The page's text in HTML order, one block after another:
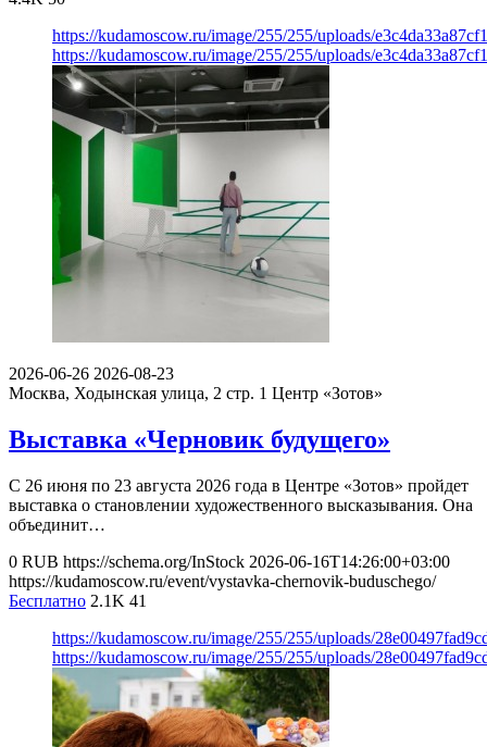
https://kudamoscow.ru/image/255/255/uploads/
https://kudamoscow.ru/image/255/255/uploads/
2026-06-26 2026-08-23
Москва, Ходынская улица, 2 стр. 1 Центр «Зотов»
Выставка «Черновик будущего»
С 26 июня по 23 августа 2026 года в Центре «Зотов» пройдет
выставка о становлении художественного высказывания. Она
объединит…
0 RUB https://schema.org/InStock 2026-06-16T14:26:00+03:00
https://kudamoscow.ru/event/vystavka-chernovik-buduschego/
Бесплатно 2.1K 41
https://kudamoscow.ru/image/255/255/uploads/
https://kudamoscow.ru/image/255/255/uploads/